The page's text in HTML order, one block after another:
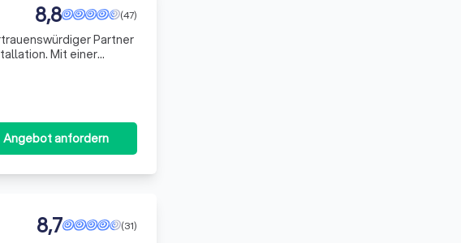
(47)
8,8
Partner
Mit einer
Angebot anfordern
(31)
8,7